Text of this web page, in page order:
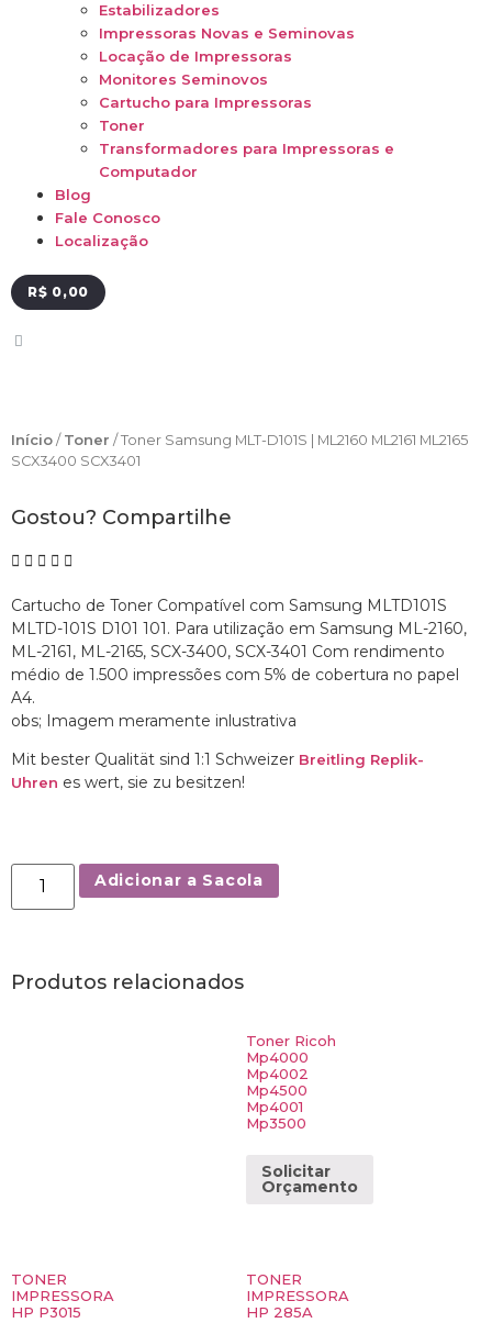
Estabilizadores
Impressoras Novas e Seminovas
Locação de Impressoras
Monitores Seminovos
Cartucho para Impressoras
Toner
Transformadores para Impressoras e
Computador
Blog
Fale Conosco
Localização
R$ 0,00
Início / Toner / Toner Samsung MLT-D101S | ML2160 ML2161 ML2165
SCX3400 SCX3401
Gostou? Compartilhe
Cartucho de Toner Compatível com Samsung MLTD101S
MLTD-101S D101 101. Para utilização em Samsung ML-2160,
ML-2161, ML-2165, SCX-3400, SCX-3401 Com rendimento
médio de 1.500 impressões com 5% de cobertura no papel
A4.
obs; Imagem meramente inlustrativa
Mit bester Qualität sind 1:1 Schweizer Breitling Replik-
Uhren es wert, sie zu besitzen!
Adicionar a Sacola
Produtos relacionados
Toner Ricoh
Mp4000
Mp4002
Mp4500
Mp4001
Mp3500
Solicitar
Orçamento
TONER
IMPRESSORA
HP P3015
TONER
IMPRESSORA
HP 285A